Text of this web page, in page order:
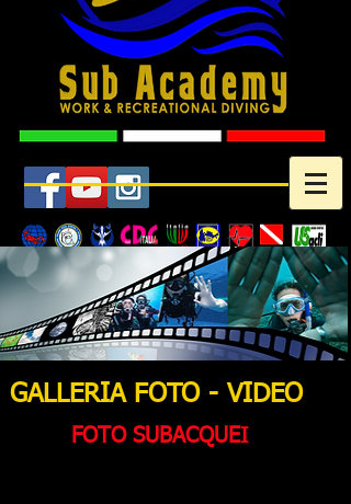
GALLERIA FOTO - VIDEO
FOTO SUBACQUEI